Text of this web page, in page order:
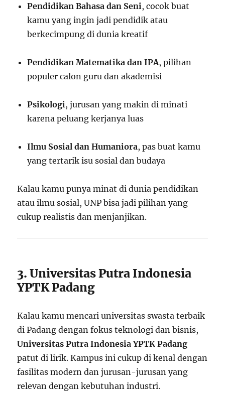
Pendidikan Bahasa dan Seni , cocok buat
kamu yang ingin jadi pendidik atau
berkecimpung di dunia kreatif
Pendidikan Matematika dan IPA, pilihan
populer calon guru dan akademisi
Psikologi , jurusan yang makin di minati
karena peluang kerjanya luas
Ilmu Sosial dan Humaniora, pas buat kamu
yang tertarik isu sosial dan budaya
Kalau kamu punya minat di dunia pendidikan
atau ilmu sosial, UNP bisa jadi pilihan yang
cukup realistis dan menjanjikan.
3. Universitas Putra Indonesia
YPTK Padang
Kalau kamu mencari universitas swasta terbaik
di Padang dengan fokus teknologi dan bisnis,
Universitas Putra Indonesia YPTK Padang
patut di lirik. Kampus ini cukup di kenal dengan
fasilitas modern dan jurusan-jurusan yang
relevan dengan kebutuhan industri.